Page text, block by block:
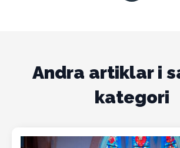
Andra artiklar i
kategori